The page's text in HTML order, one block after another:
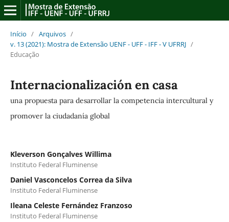
Início / Arquivos /
v. 13 (2021): Mostra de Extensão UENF - UFF - IFF - V UFRRJ /
Educação
Internacionalización en casa
una propuesta para desarrollar la competencia intercultural y
promover la ciudadanía global
Kleverson Gonçalves Willima
Instituto Federal Fluminense
Daniel Vasconcelos Correa da Silva
Instituto Federal Fluminense
Ileana Celeste Fernández Franzoso
Instituto Federal Fluminense